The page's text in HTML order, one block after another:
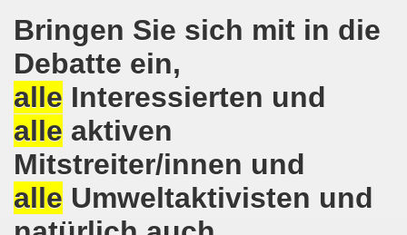
Bringen Sie sich mit in die
Debatte ein,
alle Interessierten und
alle aktiven
Mitstreiter/innen und
alle Umweltaktivisten und
Montagsdemo-Bewegung in Gelsenkirchen ins Jahr
Bewegung am 14.10.2019 mit klarer Haltung gegen
protestiert und demonstriert am 14.10.2019:
auf der 16. bundesweiten Herbstdemo-
Herbstdemonstration am 03. Oktober 2019 in
am 03. Oktober 2019 in Erfurt